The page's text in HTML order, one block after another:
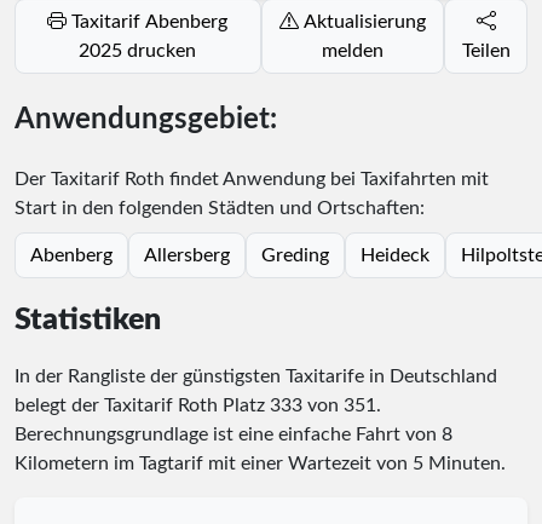
Taxitarif Abenberg
2025 drucken
Aktualisierung
melden
Teilen
Anwendungsgebiet:
Der Taxitarif Roth findet Anwendung bei Taxifahrten mit
Start in den folgenden Städten und Ortschaften:
Abenberg Allersberg Greding Heideck
Statistiken
In der Rangliste der günstigsten Taxitarife in Deutschland
belegt der Taxitarif Roth Platz 333 von 351.
Berechnungsgrundlage ist eine einfache Fahrt von 8
Kilometern im Tagtarif mit einer Wartezeit von 5 Minuten.